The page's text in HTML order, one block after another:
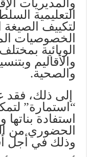
والمديريات
التعليمية
لتكييف الصيغة
الخصوصيات
الوبائية
والأقاليم
والصحية.
إلى ذلك، فقد
“استمارة”
استفادة بناتها
الحضوري من
وذلك في أجل أقصاه 3